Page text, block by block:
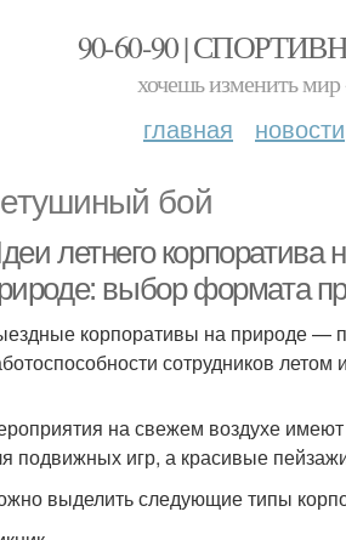
90-60-90 |
хочешь изменить мир
главная новости
бой
летнего корпоратива
выбор формата
корпоративы на природе —
сотрудников летом
на свежем воздухе
подвижных игр, а красивые
выделить следующие типы